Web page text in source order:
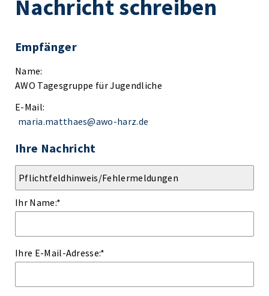
Nachricht schreiben
Empfänger
Name:
AWO Tagesgruppe für Jugendliche
E-Mail:
maria.matthaes@awo-harz.de
Ihre Nachricht
Ihr Name:*
Ihre E-Mail-Adresse:*